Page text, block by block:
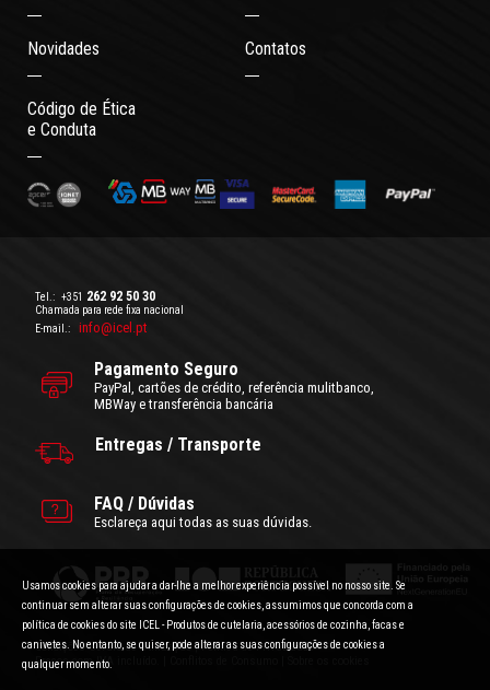
Novidades Contatos
Código de Ética
e Conduta
Tel.: +351 262 92 50 30
Chamada para rede fixa nacional
E-mail.:
info@icel.pt
Pagamento Seguro
PayPal, cartões de crédito, referência mulitbanco,
MBWay e transferência bancária
Entregas / Transporte
FAQ / Dúvidas
Esclareça aqui todas as suas dúvidas.
Condições Gerais de Utilização |Politica de Privacidade
Preços com IVA incluído.
Usamos cookies para ajudar a dar-lhe a melhor experiência possível no nosso site. Se
continuar sem alterar suas configurações de cookies, assumimos que concorda com a
política de cookies do site ICEL - Produtos de cutelaria, acessórios de cozinha, facas e
canivetes. No entanto, se quiser, pode alterar as suas configurações de cookies a
qualquer momento.